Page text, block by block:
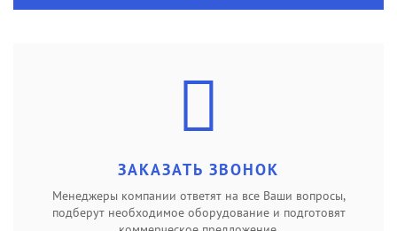
ЗАКАЗАТЬ ЗВОНОК
Менеджеры компании ответят на все Ваши вопросы,
подберут необходимое оборудование и подготовят